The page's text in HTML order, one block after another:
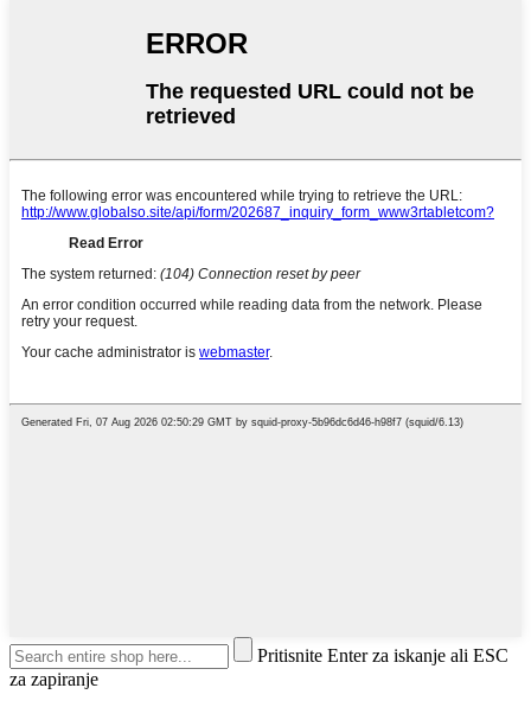
Pritisnite Enter za iskanje ali ESC
za zapiranje